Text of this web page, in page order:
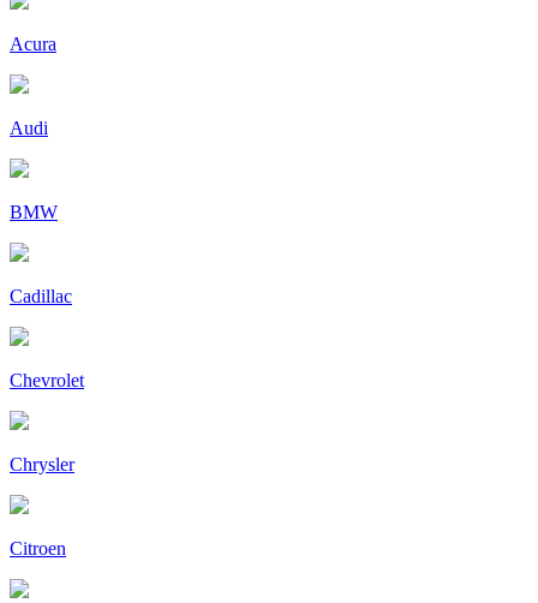
Acura
Audi
BMW
Cadillac
Chevrolet
Chrysler
Citroen